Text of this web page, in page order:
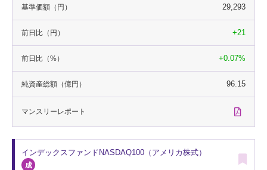
基準価額 （円） 29,293
前日比 （円） +21
前日比 （%） +0.07%
純資産総額 （億円） 96.15
マンスリーレポート
インデックスファンドNASDAQ100（アメリカ株式）